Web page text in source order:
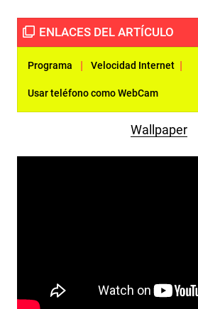
Programa | Velocidad Internet |
Usar teléfono como WebCam
Wallpaper